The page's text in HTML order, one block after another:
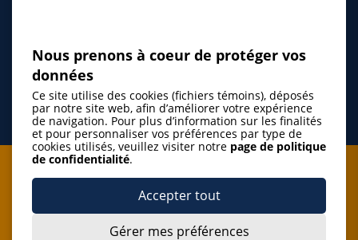
Je m'abonne à l'infolettre
Nous prenons à coeur de protéger vos
données
Ce site utilise des cookies (fichiers témoins), déposés
par notre site web, afin d’améliorer votre expérience
de navigation. Pour plus d’information sur les finalités
et pour personnaliser vos préférences par type de
cookies utilisés, veuillez visiter notre page de politique
de confidentialité.
Accepter tout
Gérer mes préférences